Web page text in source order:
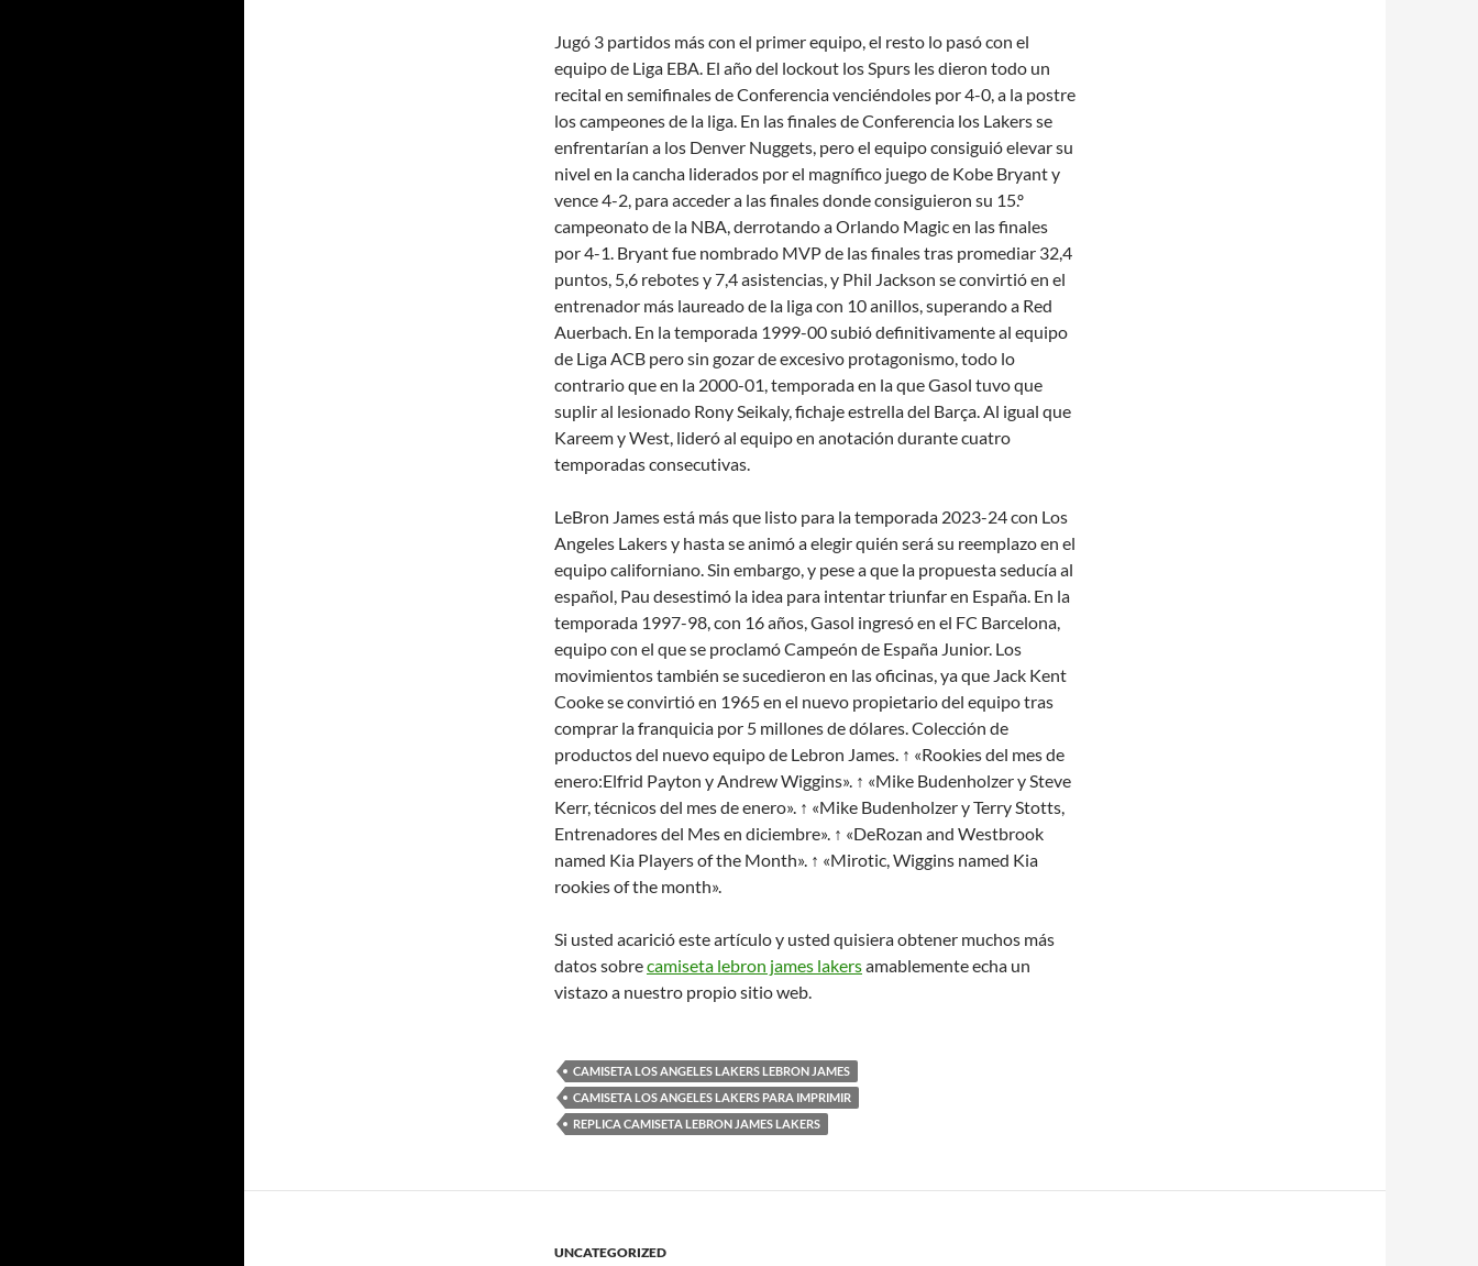
Jugó 3 partidos más con el primer equipo, el resto lo pasó con el
equipo de Liga EBA. El año del lockout los Spurs les dieron todo un
recital en semifinales de Conferencia venciéndoles por 4-0, a la postre
los campeones de la liga. En las finales de Conferencia los Lakers se
enfrentarían a los Denver Nuggets, pero el equipo consiguió elevar su
nivel en la cancha liderados por el magnífico juego de Kobe Bryant y
vence 4-2, para acceder a las finales donde consiguieron su 15.º
campeonato de la NBA, derrotando a Orlando Magic en las finales
por 4-1. Bryant fue nombrado MVP de las finales tras promediar 32,4
puntos, 5,6 rebotes y 7,4 asistencias, y Phil Jackson se convirtió en el
entrenador más laureado de la liga con 10 anillos, superando a Red
Auerbach. En la temporada 1999-00 subió definitivamente al equipo
de Liga ACB pero sin gozar de excesivo protagonismo, todo lo
contrario que en la 2000-01, temporada en la que Gasol tuvo que
suplir al lesionado Rony Seikaly, fichaje estrella del Barça. Al igual que
Kareem y West, lideró al equipo en anotación durante cuatro
temporadas consecutivas.
LeBron James está más que listo para la temporada 2023-24 con Los
Angeles Lakers y hasta se animó a elegir quién será su reemplazo en el
equipo californiano. Sin embargo, y pese a que la propuesta seducía al
español, Pau desestimó la idea para intentar triunfar en España. En la
temporada 1997-98, con 16 años, Gasol ingresó en el FC Barcelona,
equipo con el que se proclamó Campeón de España Junior. Los
movimientos también se sucedieron en las oficinas, ya que Jack Kent
Cooke se convirtió en 1965 en el nuevo propietario del equipo tras
comprar la franquicia por 5 millones de dólares. Colección de
productos del nuevo equipo de Lebron James. ↑ «Rookies del mes de
enero:Elfrid Payton y Andrew Wiggins». ↑ «Mike Budenholzer y Steve
Kerr, técnicos del mes de enero». ↑ «Mike Budenholzer y Terry Stotts,
Entrenadores del Mes en diciembre». ↑ «DeRozan and Westbrook
named Kia Players of the Month». ↑ «Mirotic, Wiggins named Kia
rookies of the month».
Si usted acarició este artículo y usted quisiera obtener muchos más
datos sobrecamiseta lebron james lakersamablemente echa un
vistazo a nuestro propio sitio web.
CAMISETA LOS ANGELES LAKERS LEBRON JAMES
CAMISETA LOS ANGELES LAKERS PARA IMPRIMIR
REPLICA CAMISETA LEBRON JAMES LAKERS
UNCATEGORIZED